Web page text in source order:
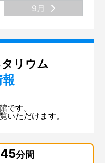
9月
リウム
です。
いただけます。
45分間